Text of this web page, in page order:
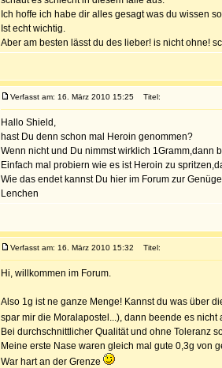
Ich hoffe ich habe dir alles gesagt was du wissen
Ist echt wichtig.
Aber am besten lässt du des lieber! is nicht ohne!
Verfasst am: 16. März 2010 15:25 Titel:
Hallo Shield,
hast Du denn schon mal Heroin genommen?
Wenn nicht und Du nimmst wirklich 1Gramm,dann
Einfach mal probiern wie es ist Heroin zu
Wie das endet kannst Du hier im Forum zur
Lenchen
Verfasst am: 16. März 2010 15:32 Titel:
Hi, willkommen im Forum.
Also 1g ist ne ganze Menge! Kannst du was über
spar mir die Moralapostel...), dann beende es
Bei durchschnittlicher Qualität und ohne Toleranz
Meine erste Nase waren gleich mal gute 0,3g von
War hart an der Grenze